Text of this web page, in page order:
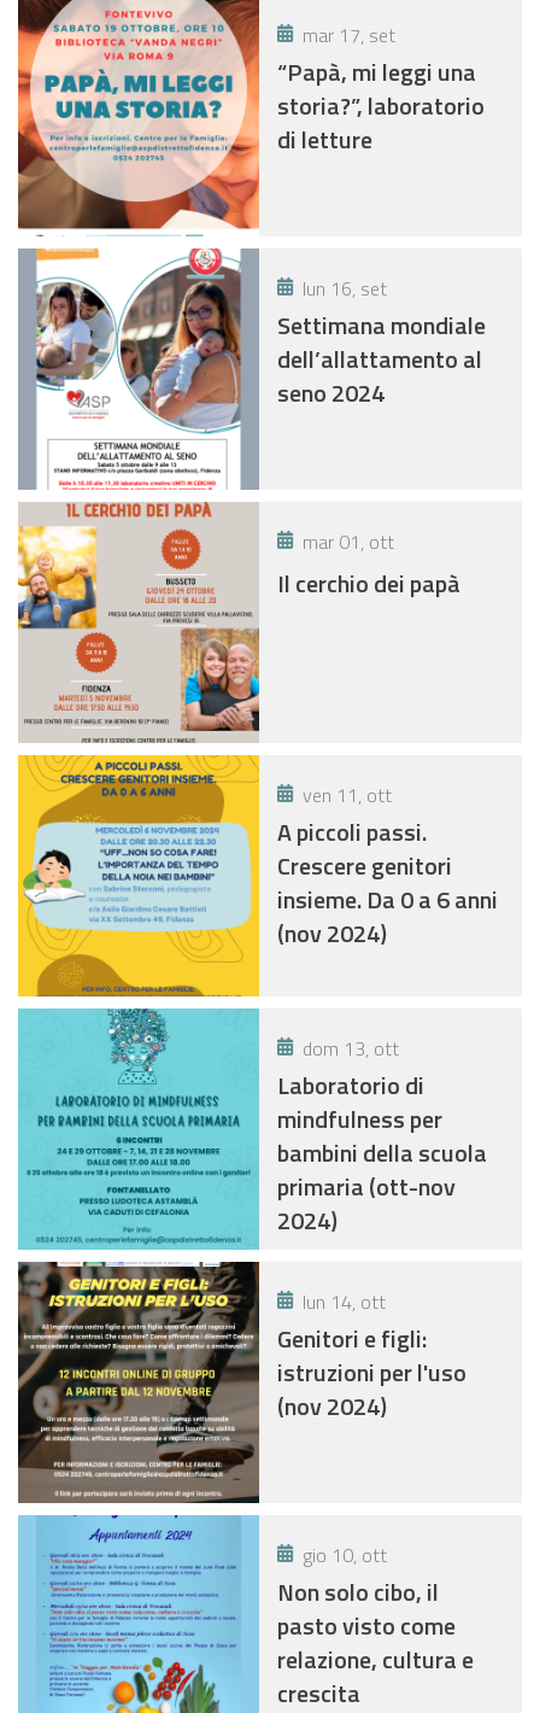
mar 17, set
“Papà, mi leggi una
storia?”, laboratorio
di letture
lun 16, set
Settimana mondiale
dell’allattamento al
seno 2024
mar 01, ott
Il cerchio dei papà
ven 11, ott
A piccoli passi.
Crescere genitori
insieme. Da 0 a 6 anni
(nov 2024)
dom 13, ott
Laboratorio di
mindfulness per
bambini della scuola
primaria (ott-nov
2024)
lun 14, ott
Genitori e figli:
istruzioni per l'uso
(nov 2024)
gio 10, ott
Non solo cibo, il
pasto visto come
relazione, cultura e
crescita